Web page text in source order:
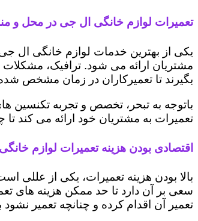
تعمیرات لوازم خانگی ال جی در محل و
یکی از بهترین خدمات لوازم خانگی
مشتریان ارائه می شود. ترافیک،
بگیرند تا تعمیرکاران در زمان مشخص
باتوجه به تبحر، تخصص و تجربه تکنسین
تعمیرات به مشتریان خود ارائه می کند
اقتصادی بودن هزینه تعمیرات لوازم
بالا بودن هزینه تعمیرات، یکی از
سعی بر آن دارد تا حد ممکن هزینه های
تعمیر آن اقدام کرده و چنانچه تعمیر